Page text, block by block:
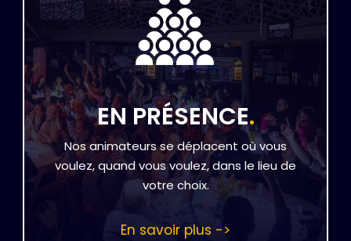
EN PRÉSENCE.
Nos animateurs se déplacent où vous
voulez, quand vous voulez, dans le lieu de
votre choix.
En savoir plus ->